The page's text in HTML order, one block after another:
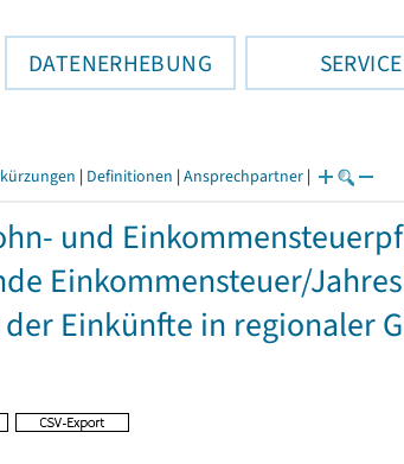
DATENERHEBUNG SERVICE
| Definitionen | Ansprechpartner |
und
Einkommensteuer/
Einkünfte in regionaler